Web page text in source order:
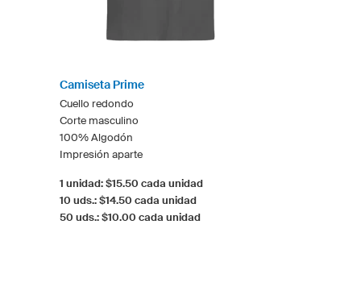
Camiseta Prime
Cuello redondo
Corte masculino
100% Algodón
Impresión aparte
1 unidad: $15.50 cada unidad
10 uds.: $14.50 cada unidad
50 uds.: $10.00 cada unidad